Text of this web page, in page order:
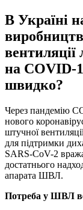
В Україні
вентиляції
на COVID-
швидко?
Через пандемію
нового
штучної
для підтримки
SARS-CoV-2
достатнього
апарата ШВЛ.
Потреба у ШВЛ